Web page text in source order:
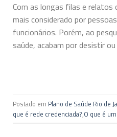
Com as longas filas e relatos
mais considerado por
funcionários. Porém, ao
saúde, acabam por desistir ou
Postado em Plano de Saúde Rio de
que é rede credenciada?,O que é